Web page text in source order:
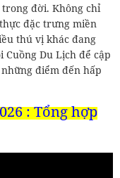
đời. Không chỉ
đặc trưng miền
thú vị khác đang
Du Lịch để cập
điểm đến hấp
: Tổng hợp